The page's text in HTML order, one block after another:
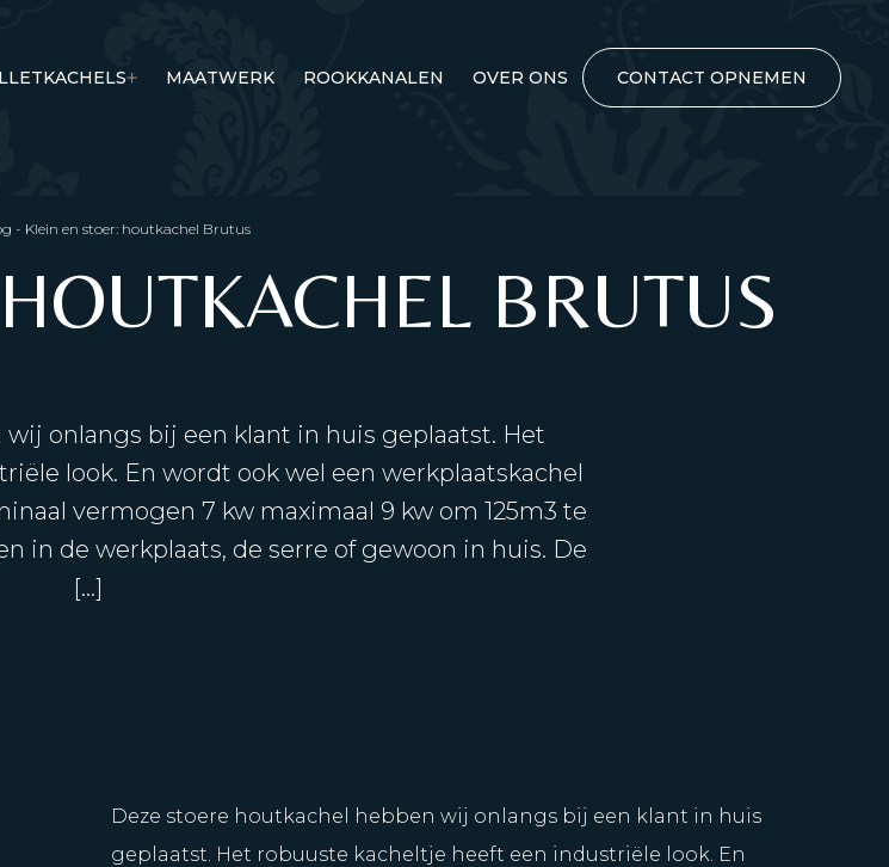
MAATWERK ROOKKANALEN OVER ONS CONTACT OPNEMEN
- Klein en stoer: houtkachel Brutus
BRUTUS
onlangs bij een klant in huis geplaatst. Het
look. En wordt ook wel een werkplaatskachel
vermogen 7 kw maximaal 9 kw om 125m3 te
in de werkplaats, de serre of gewoon in huis. De
[…]
Deze stoere houtkachel hebben wij onlangs bij een klant in huis
geplaatst. Het robuuste kacheltje heeft een industriële look. En